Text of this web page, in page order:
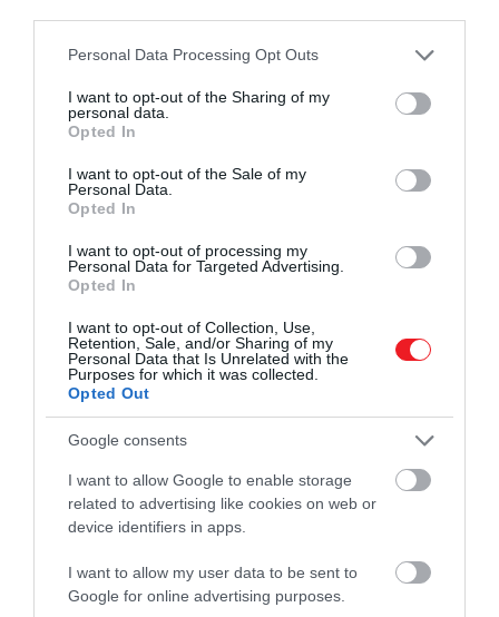
Please note that this website/app uses one or more Google
not limited to your visit or usage behaviour. You may click to
grant or deny consent to Google and its third-party tags to
use your data for below specified purposes in below Google
consent section.
Personal Data Processing Opt Outs
I want to opt-out of the Sharing of my
personal data.
Opted In
I want to opt-out of the Sale of my
Personal Data.
Opted In
I want to opt-out of processing my
Personal Data for Targeted Advertising.
Opted In
I want to opt-out of Collection, Use,
Retention, Sale, and/or Sharing of my
Personal Data that Is Unrelated with the
Purposes for which it was collected.
Opted Out
Google consents
I want to allow Google to enable storage
related to advertising like cookies on web or
device identifiers in apps.
I want to allow my user data to be sent to
Google for online advertising purposes.